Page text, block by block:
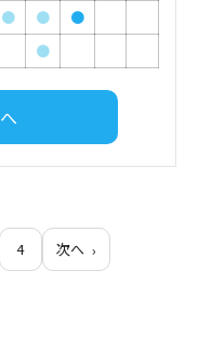
● ●
●
●
4 次へ